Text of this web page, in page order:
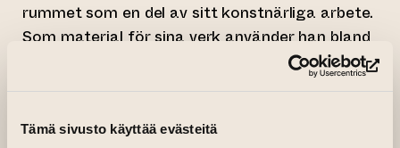
Tämä sivusto käyttää evästeitä
rummet som en del av sitt konstnärliga arbete.
Som material för sina verk använder han bland
annat föremål som hittats på gatorna, betong
och fönsterglas från bilar. I utställningen visas
helt nya verk.